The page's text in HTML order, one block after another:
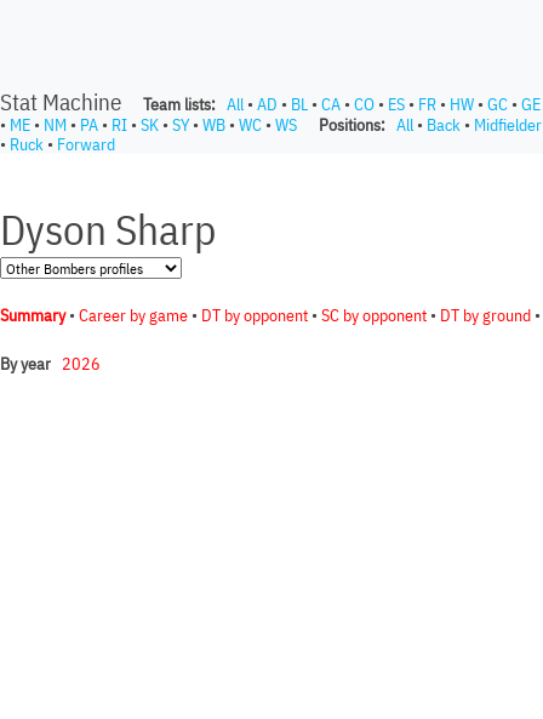
Stat Machine Team lists: All • AD • BL • CA • CO • ES • FR • HW • GC • GE
• ME • NM • PA • RI • SK • SY• WB • WC • WS Positions: All • Back • Midfielder
• Ruck • Forward